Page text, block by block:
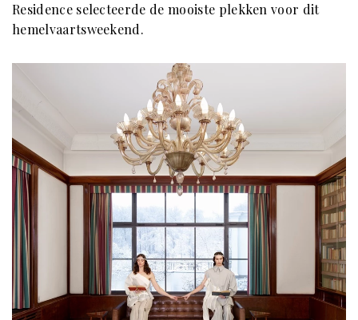
Residence selecteerde de mooiste plekken voor dit
hemelvaartsweekend.